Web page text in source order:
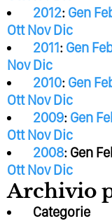
2012: Gen
Ott Nov Dic
2011: Gen
Nov Dic
2010: Gen
Ott Nov Dic
2009: Gen
Ott Nov Dic
2008: Gen
Ott Nov Dic
Archivio
Categorie